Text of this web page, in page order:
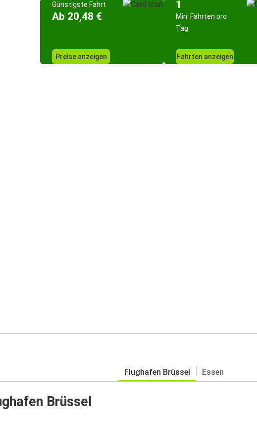
Günstigste Fahrt
Ab 20,48 €
Preise anzeigen
1
Min. Fahrten pro
Tag
Fahrten anzeigen
Flughafen Brüssel Essen
Brüssel